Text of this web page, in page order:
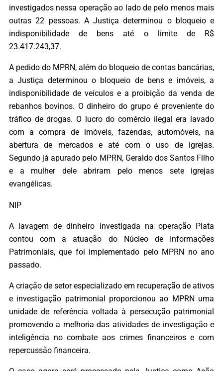
investigados nessa operação ao lado de pelo menos mais
outras 22 pessoas. A Justiça determinou o bloqueio e
indisponibilidade de bens até o limite de R$
23.417.243,37.
A pedido do MPRN, além do bloqueio de contas bancárias,
a Justiça determinou o bloqueio de bens e imóveis, a
indisponibilidade de veículos e a proibição da venda de
rebanhos bovinos. O dinheiro do grupo é proveniente do
tráfico de drogas. O lucro do comércio ilegal era lavado
com a compra de imóveis, fazendas, automóveis, na
abertura de mercados e até com o uso de igrejas.
Segundo já apurado pelo MPRN, Geraldo dos Santos Filho
e a mulher dele abriram pelo menos sete igrejas
evangélicas.
NIP
A lavagem de dinheiro investigada na operação Plata
contou com a atuação do Núcleo de Informações
Patrimoniais, que foi implementado pelo MPRN no ano
passado.
A criação de setor especializado em recuperação de ativos
e investigação patrimonial proporcionou ao MPRN uma
unidade de referência voltada à persecução patrimonial
promovendo a melhoria das atividades de investigação e
inteligência no combate aos crimes financeiros e com
repercussão financeira.